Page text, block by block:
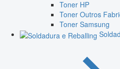
Toner HP
Toner Outros
Toner Samsung